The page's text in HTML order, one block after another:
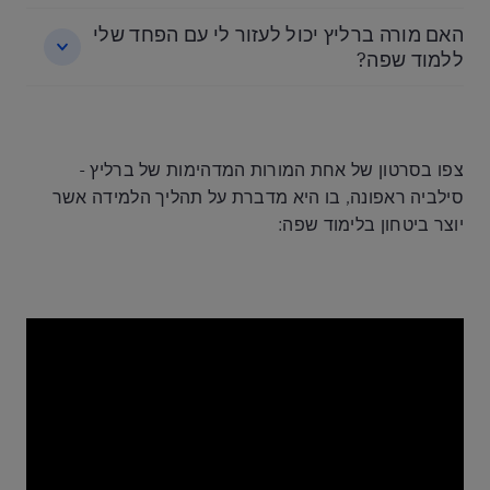
האם מורה ברליץ יכול לעזור לי עם הפחד שלי
ללמוד שפה?
צפו בסרטון של אחת המורות המדהימות של ברליץ -
סילביה ראפונה, בו היא מדברת על תהליך הלמידה אשר
יוצר ביטחון בלימוד שפה: